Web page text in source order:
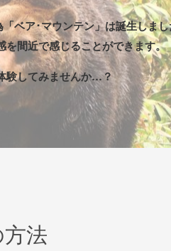
ベア･マウンテン」は誕生しま
間近で感じることができます。
験してみませんか…？
法